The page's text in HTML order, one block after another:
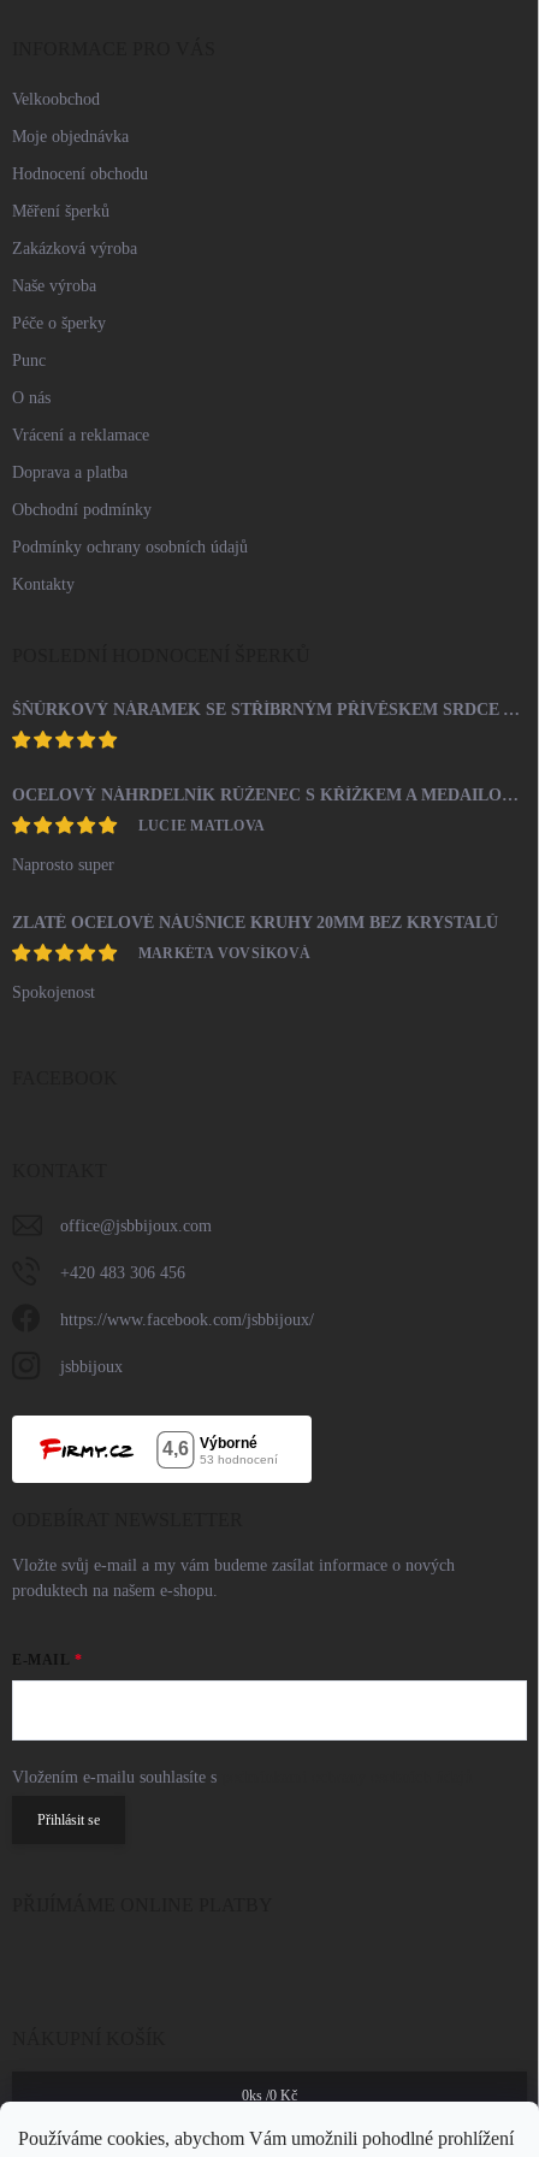
Používáme cookies, abychom Vám umožnili pohodlné prohlížení
Velkoobchod
Moje objednávka
Hodnocení obchodu
Měření šperků
Zakázková výroba
Naše výroba
Péče o šperky
Punc
O nás
Vrácení a reklamace
Doprava a platba
Obchodní podmínky
Podmínky ochrany osobních údajů
Kontakty
ŠŇŮRKOVÝ NÁRAMEK SE STŘÍBRNÝM PŘÍVĚSKEM SRDCE A KRYSTALY SWAROVSKI CRYSTAL (STŘÍBRO 925/1000)
OCELOVÝ NÁHRDELNÍK RŮŽENEC S KŘÍŽKEM A MEDAILONEM
LUCIE MATLOVA
Naprosto super
ZLATÉ OCELOVÉ NÁUŠNICE KRUHY 20MM BEZ KRYSTALŮ
MARKÉTA VOVSÍKOVÁ
Spokojenost
office@jsbbijoux.com
+420 483 306 456
https://www.facebook.com/jsbbijoux/
jsbbijoux
Vložte svůj e-mail a my vám budeme zasílat informace o nových
produktech na našem e-shopu.
E-MAIL
Vložením e-mailu souhlasíte s
Přihlásit se
0ks /0 Kč